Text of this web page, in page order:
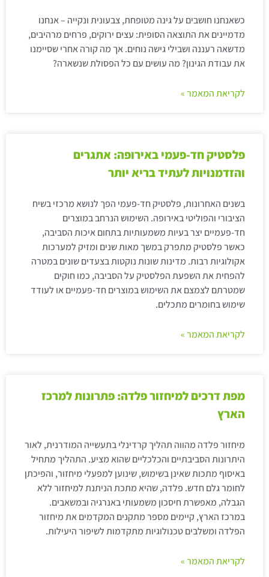
כשאנחנו חושבים על גינה מטופחת, צבעונית ונקייה – אנחנו
מדמיינים את התוצאה הסופית: עצים ירוקים, פרחים מרהיבים,
מדשאה רעננה ושבילי גישה נוחים. אך מה קורה אחרי שסיימנו
את עבודת הגינון? מה עושים עם כל הפסולת שנשארה?
לקריאת המאמר »
פלסטיק חד-פעמי באירופה: אתגרים
והזדמנויות לעתיד בריא יותר
בשנים האחרונות, פלסטיק חד-פעמי הפך לנושא מרכזי בשיח
הציבורי והפוליטי באירופה. השימוש הנרחב במוצרים
חד-פעמיים יצר בעיות משמעותיות בתחום איכות הסביבה,
כאשר פלסטיק מתפרק במשך מאות שנים ומזיק למערכות
אקולוגיות רבות. מדינות שונות נוקטות בצעדים שונים במטרה
להפחית את השפעת הפלסטיק על הסביבה, כמו חוקים
שמטרתם לצמצם את השימוש במוצרים חד-פעמיים או לעודד
שימוש בחומרים מתכלים.
לקריאת המאמר »
מפת דרכים למיחזור פלדה: פתרונות למרכז
הארץ
מיחזור פלדה מהווה תהליך קרדינלי בתעשייה המודרנית, לאור
היתרונות הסביבתיים והכלכליים שהוא מציע. התהליך מתחיל
באיסוף מתכות שאינן בשימוש, שינוען למפעלי מיחזור, והפיכתן
לחומר גלם חדש. פלדה, שהיא מתכת הניתנת למיחזור ללא
הגבלה, מאפשרת חיסכון משמעותי באנרגיה ובמשאבים.
במרכז הארץ, קיימים מספר מתקנים המקדמים את מיחזור
הפלדה ומשלבים טכנולוגיות מתקדמות לשיפור היעילות.
לקריאת המאמר »